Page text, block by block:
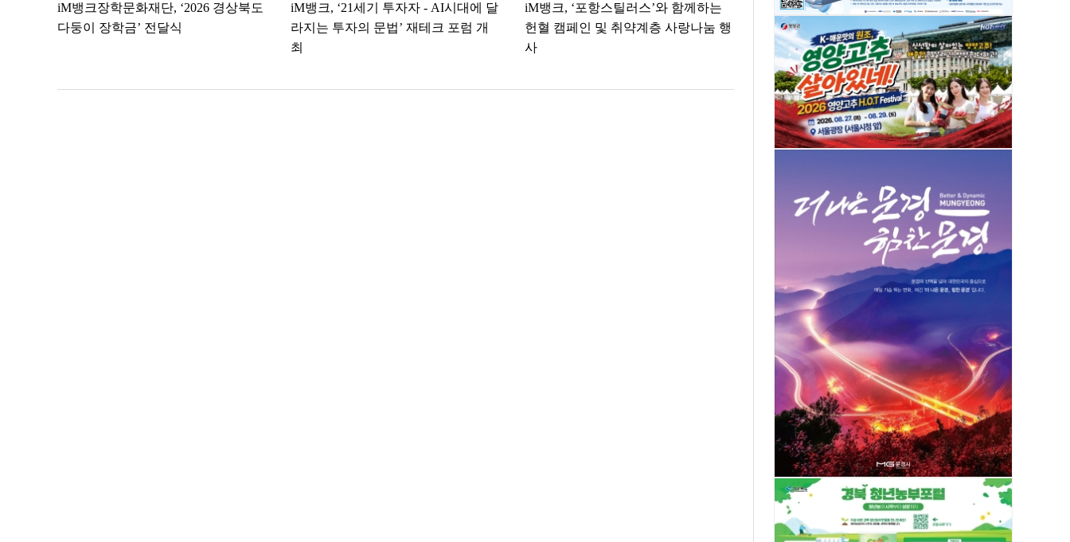
iM뱅크장학문화재단, ‘2026 경상북도
다둥이 장학금’ 전달식
iM뱅크, ‘21세기 투자자 - AI시대에 달
라지는 투자의 문법’ 재테크 포럼 개
최
iM뱅크, ‘포항스틸러스’와 함께하는
헌혈 캠페인 및 취약계층 사랑나눔 행
사